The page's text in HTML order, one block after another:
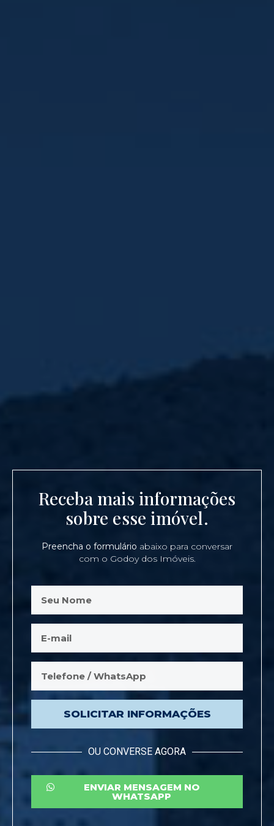
Receba mais informações
sobre esse imóvel.
Preencha o formulário abaixo para conversar
com o Godoy dos Imóveis.
SOLICITAR INFORMAÇÕES
OU CONVERSE AGORA
ENVIAR MENSAGEM NO
WHATSAPP